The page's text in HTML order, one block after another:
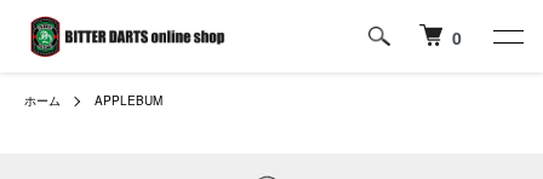
0
ホーム APPLEBUM